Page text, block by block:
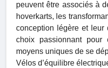
peuvent être associés à
hoverkarts, les
conception légère et leur
choix passionnant pour
moyens uniques de se
Vélos d’équilibre